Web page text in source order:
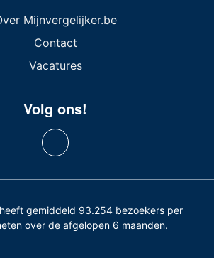
Mijnvergelijker.be
Contact
Vacatures
Volg ons!
gemiddeld 93.254 bezoekers per
over de afgelopen 6 maanden.